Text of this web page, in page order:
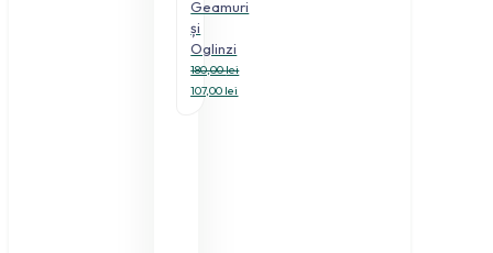
Geamuri
și
Oglinzi
180,00lei
Prețul
107,00 lei